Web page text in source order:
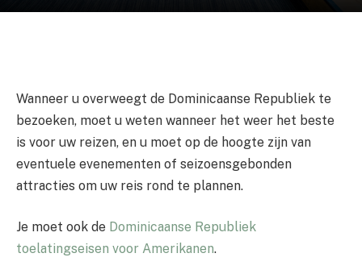
Wanneer u overweegt de Dominicaanse Republiek te
bezoeken, moet u weten wanneer het weer het beste
is voor uw reizen, en u moet op de hoogte zijn van
eventuele evenementen of seizoensgebonden
attracties om uw reis rond te plannen.
Je moet ook de Dominicaanse Republiek
toelatingseisen voor Amerikanen.